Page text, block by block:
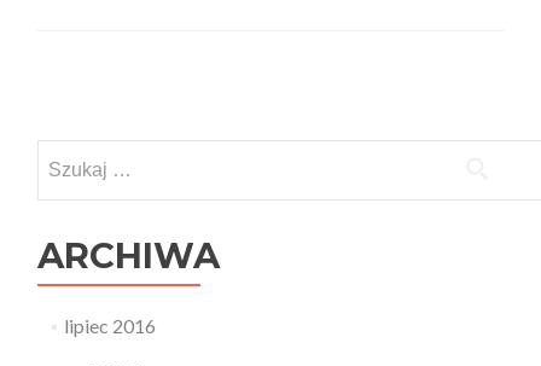
navigation
ARCHIWA
lipiec 2016